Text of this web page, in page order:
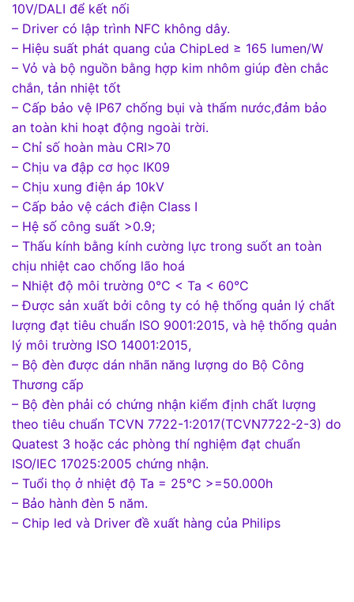
10V/DALI để kết nối
– Driver có lập trình NFC không dây.
– Hiệu suất phát quang của ChipLed ≥ 165 lumen/W
– Vỏ và bộ nguồn bằng hợp kim nhôm giúp đèn chắc
chắn, tản nhiệt tốt
– Cấp bảo vệ IP67 chống bụi và thấm nước,đảm bảo
an toàn khi hoạt động ngoài trời.
– Chỉ số hoàn màu CRI>70
– Chịu va đập cơ học IK09
– Chịu xung điện áp 10kV
– Cấp bảo vệ cách điện Class I
– Hệ số công suất >0.9;
– Thấu kính bằng kính cường lực trong suốt an toàn
chịu nhiệt cao chống lão hoá
– Nhiệt độ môi trường 0°C < Ta < 60°C
– Được sản xuất bởi công ty có hệ thống quản lý chất
lượng đạt tiêu chuẩn ISO 9001:2015, và hệ thống quản
lý môi trường ISO 14001:2015,
– Bộ đèn được dán nhãn năng lượng do Bộ Công
Thương cấp
– Bộ đèn phải có chứng nhận kiểm định chất lượng
theo tiêu chuẩn TCVN 7722-1:2017(TCVN7722-2-3) do
Quatest 3 hoặc các phòng thí nghiệm đạt chuẩn
ISO/IEC 17025:2005 chứng nhận.
– Tuổi thọ ở nhiệt độ Ta = 25°C >=50.000h
– Bảo hành đèn 5 năm.
– Chip led và Driver đề xuất hàng của Philips